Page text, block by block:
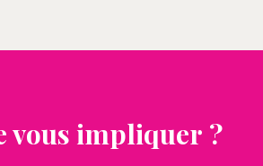
vous impliquer ?